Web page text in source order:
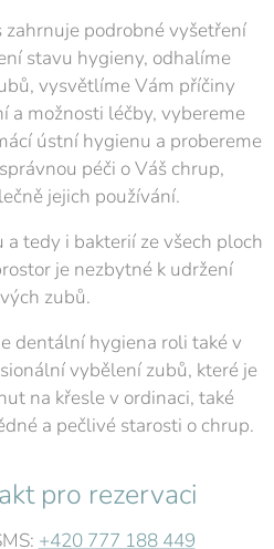
podrobné vyšetření
stavu hygieny, odhalíme
vysvětlíme Vám příčiny
a možnosti léčby, vybereme
ústní hygienu a probereme
péči o Váš chrup,
jejich používání.
tedy i bakterií ze všech ploch
je nezbytné k udržení
zubů.
dentální hygiena roli také v
vybělení zubů, které je
na křesle v ordinaci, také
a pečlivé starosti o chrup.
pro rezervaci
+420 777 188 449